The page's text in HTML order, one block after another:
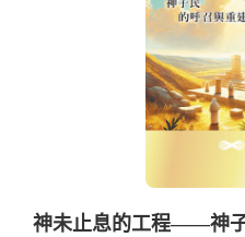
神未止息的工程——神